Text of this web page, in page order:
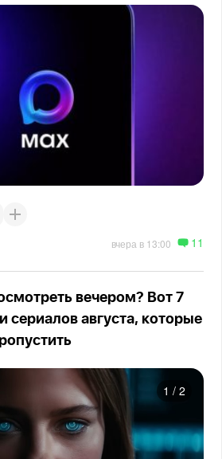
вчера в 13:00 11
вечером? Вот 7
сериалов августа, которые
1 / 2